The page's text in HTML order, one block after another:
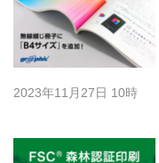
2023年11月27日 10時